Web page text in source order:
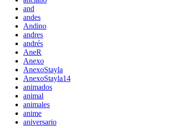
and
andes
Andino
andres
andrés
AneR
Anexo
AnexoStayla
AnexoStayla14
animados
animal
animales
anime
aniversario